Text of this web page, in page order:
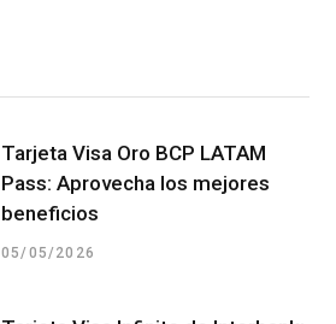
Tarjeta Visa Oro BCP LATAM
Pass: Aprovecha los mejores
beneficios
05/05/2026